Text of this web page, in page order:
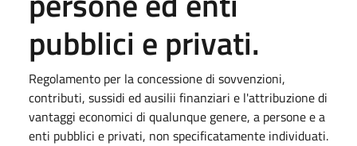
pubblici e privati.
Regolamento per la concessione di sovvenzioni,
contributi, sussidi ed ausilii finanziari e l'attribuzione di
vantaggi economici di qualunque genere, a persone e a
enti pubblici e privati, non specificatamente individuati.